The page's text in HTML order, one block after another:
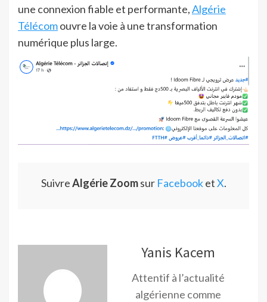
une connexion fiable et performante,Algérie
Télécomouvre la voie à une transformation
numérique plus large.
SuivreAlgérie Zoomsur FacebooketX.
Yanis Kacem
Attentif à l’actualité
algérienne comme